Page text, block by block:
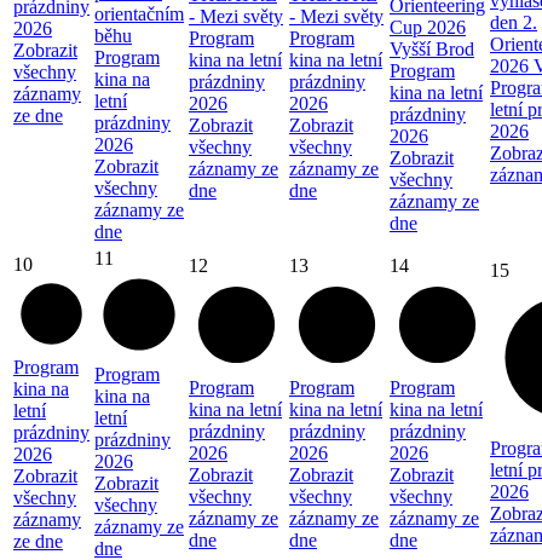
prázdniny
2026
Zobrazit
všechny
záznamy
ze dne
orientačním
běhu
Program
kina na
letní
prázdniny
2026
Zobrazit
všechny
záznamy ze
dne
- Mezi světy
Program
kina na letní
prázdniny
2026
Zobrazit
všechny
záznamy ze
dne
- Mezi světy
Program
kina na letní
prázdniny
2026
Zobrazit
všechny
záznamy ze
dne
Orienteering
Cup 2026
Vyšší Brod
Program
kina na letní
prázdniny
2026
Zobrazit
všechny
záznamy ze
dne
den 2.
2026
letní
2026
10
Program
kina na
letní
prázdniny
2026
Zobrazit
všechny
záznamy
ze dne
11
Program
kina na
letní
prázdniny
2026
Zobrazit
všechny
záznamy ze
dne
12
Program
kina na letní
prázdniny
2026
Zobrazit
všechny
záznamy ze
dne
13
Program
kina na letní
prázdniny
2026
Zobrazit
všechny
záznamy ze
dne
14
Program
kina na letní
prázdniny
2026
Zobrazit
všechny
záznamy ze
dne
15
letní
2026